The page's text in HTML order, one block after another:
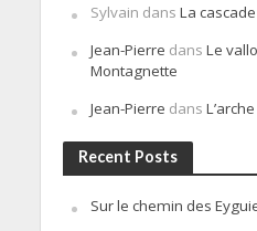
Sylvain dans La
Jean-Pierre dans Le
Montagnette
Jean-Pierre dans
Recent Posts
Sur le chemin des